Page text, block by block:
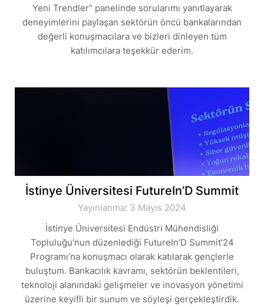
Yeni Trendler” panelinde sorularımı yanıtlayarak
deneyimlerini paylaşan sektörün öncü bankalarından
değerli konuşmacılara ve bizleri dinleyen tüm
katılımcılara teşekkür ederim.
İstinye Üniversitesi FutureIn’D Summit
Yayınlanma: 3 Mayıs 2024
İstinye Üniversitesi Endüstri Mühendisliği
Topluluğu’nun düzenlediği FutureIn’D Summit’24
Programı’na konuşmacı olarak katılarak gençlerle
buluştum. Bankacılık kavramı, sektörün beklentileri,
teknoloji alanındaki gelişmeler ve inovasyon yönetimi
üzerine keyifli bir sunum ve söyleşi gerçekleştirdik.